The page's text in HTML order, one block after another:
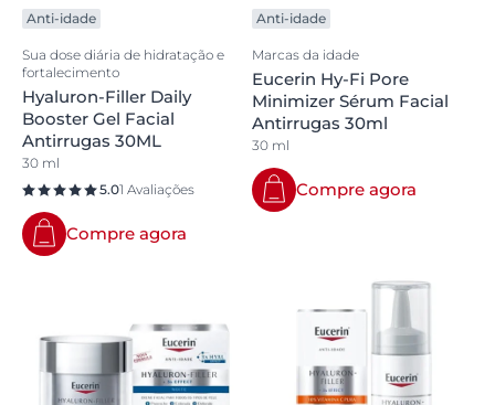
Anti-idade
Sua dose diária de hidratação e
fortalecimento
Hyaluron-Filler Daily
Booster Gel Facial
Antirrugas 30ML
30 ml
5.01 Avaliações
Compre agora
Anti-idade
Marcas da idade
Eucerin Hy-Fi Pore
Minimizer Sérum Facial
Antirrugas 30ml
30 ml
Compre agora